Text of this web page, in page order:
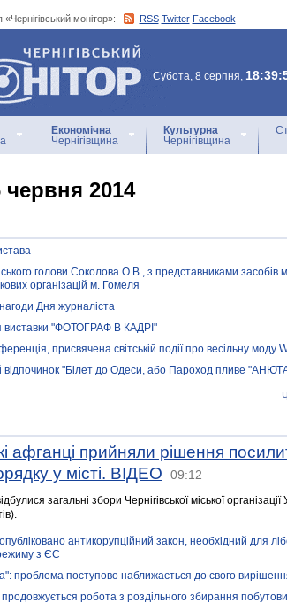
«Чернігівський монітор»: RSS Twitter Facebook
монітор»
Субота, 8 серпня,
Економічна
Чернігівщина
Культурна
Чернігівщина
2014
голови Соколова О.В., з представниками засобів
організацій м. Гомеля
Дня журналіста
виставки "ФОТОГРАФ В КАДРІ"
присвячена світській події про весільну моду
відпочинок "Білет до Одеси, або Пароход пливе
афганці прийняли рішення
у місті. ВІДЕО
09:12
загальні збори Чернігівської міської
опубліковано антикорупційний закон, необхідний для
з ЄС
проблема поступово наближається до свого
продовжується робота з роздільного збирання